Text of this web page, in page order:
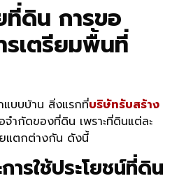
ที่ดิน การขอ
เตรียมพื้นที่
แบบบ้าน สิ่งแรกที่บริษัทรับสร้าง
จำกัดของที่ดิน เพราะที่ดินแต่ละ
แตกต่างกัน ดังนี้
ารใช้ประโยชน์ที่ดิน